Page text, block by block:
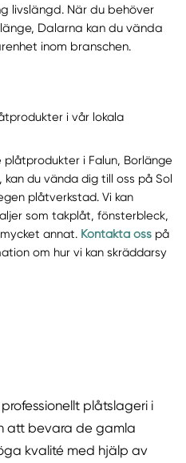
livslängd. När du behöver
Dalarna kan du vända
inom branschen.
i vår lokala
i Falun, Borlänge
du vända dig till oss på Sol
plåtverkstad. Vi kan
som takplåt, fönsterbleck,
annat. Kontakta osspå
om hur vi kan skräddarsy
plåtslageri i
att bevara de gamla
kvalité med hjälp av